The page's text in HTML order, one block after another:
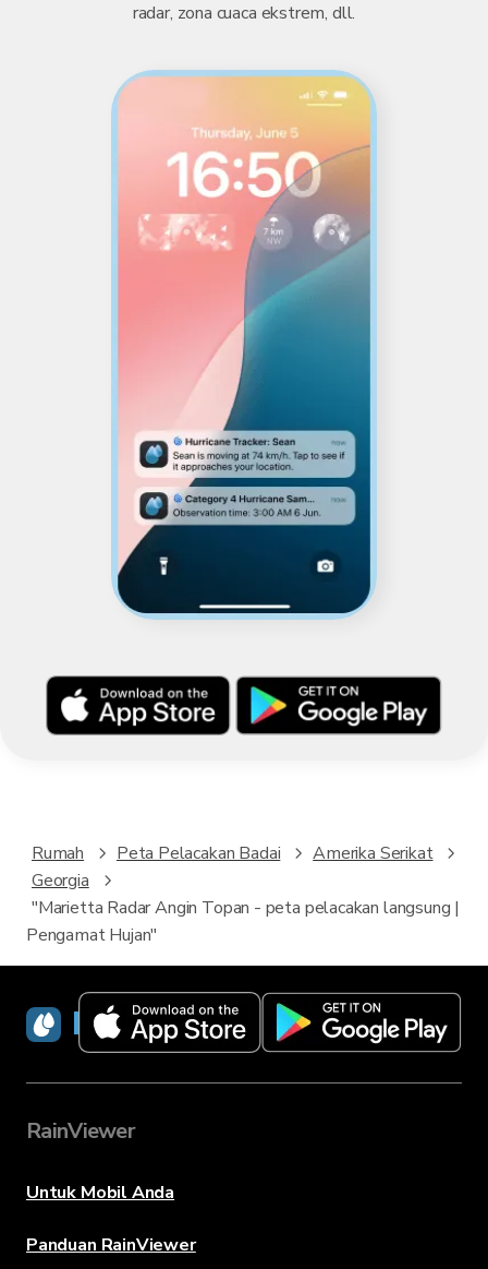
radar, zona cuaca ekstrem, dll.
Rumah Peta Pelacakan Badai
Amerika Serikat
Georgia
"Marietta Radar Angin Topan - peta pelacakan langsung |
Pengamat Hujan"
RainViewer
RainViewer
Untuk Mobil Anda
Panduan RainViewer